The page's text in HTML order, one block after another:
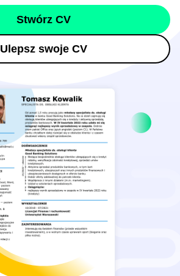
Stwórz CV
Ulepsz swoje CV